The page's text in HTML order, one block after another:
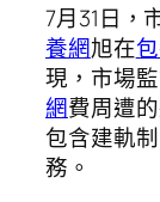
7月31日，
養網旭在
現，市場
網費周遭
包含建軌
務。